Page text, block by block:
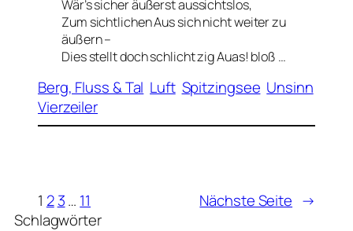
Wär’s sicher äußerst aussichtslos,
Zum sichtlichen Aus sich nicht weiter zu
äußern –
Dies stellt doch schlicht zig Auas! bloß …
Berg, Fluss & Tal Luft Spitzingsee Unsinn
Vierzeiler
1 2 3… 11 Nächste Seite →
Schlagwörter